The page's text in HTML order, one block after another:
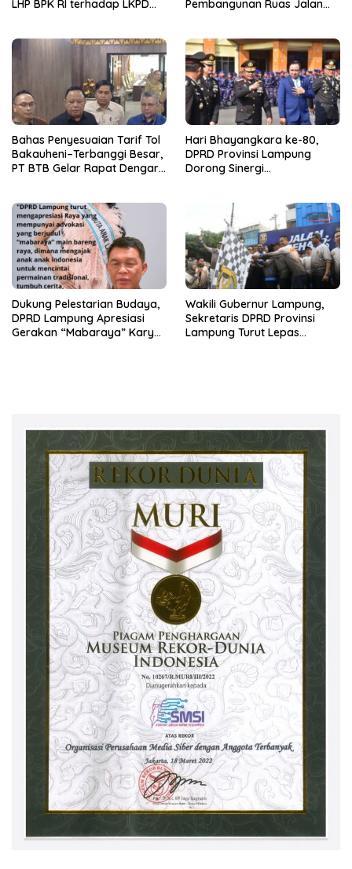
LHP BPK RI terhadap LKPD
2025
Pembangunan Ruas Jalan
Bahas Penyesuaian Tarif Tol
Bakauheni–Terbanggi Besar,
PT BTB Gelar Rapat Dengar
Hari Bhayangkara ke-80,
DPRD Provinsi Lampung
Dorong Sinergi
Dukung Pelestarian Budaya,
DPRD Lampung Apresiasi
Gerakan “Mabaraya” Karya
Wakili Gubernur Lampung,
Sekretaris DPRD Provinsi
Lampung Turut Lepas